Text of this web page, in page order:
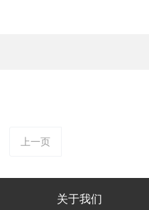
上一页
关于我们